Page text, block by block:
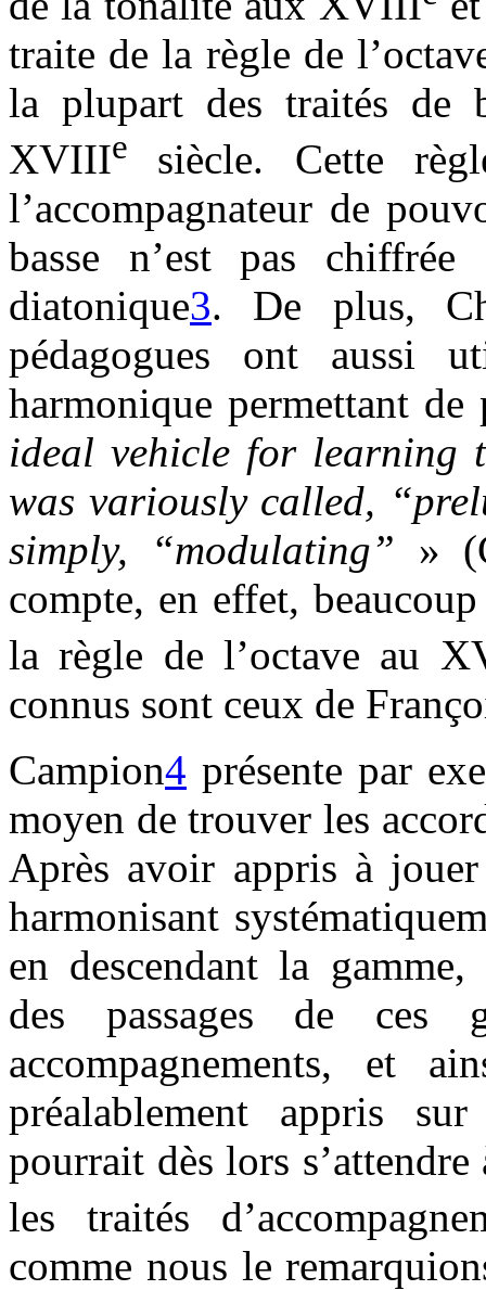
traite de la règle de
la plupart des traités de
XVIIIe siècle. Cette
l’accompagnateur de
basse n’est pas
diatonique3. De plus,
pédagogues ont aussi
harmonique permettant
ideal vehicle for learning
was variously called,
simply, “modulating” »
compte, en effet,
la règle de l’octave au
connus sont ceux de
Campion4 présente par
moyen de trouver les
Après avoir appris à
harmonisant
en descendant la
des passages de ces
accompagnements, et
préalablement appris
pourrait dès lors
les traités
comme nous le